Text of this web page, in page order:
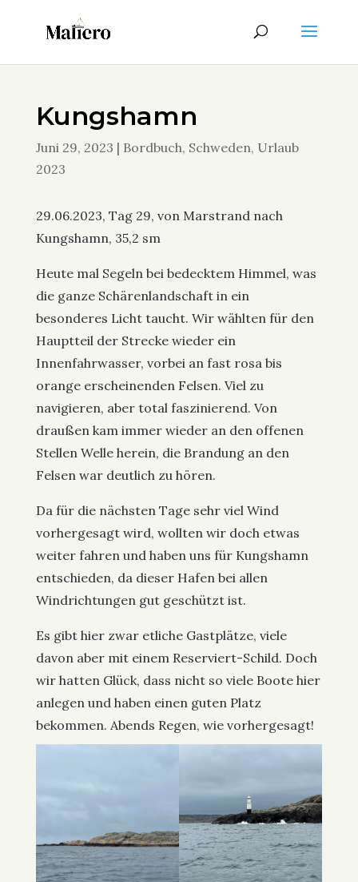
Kungshamn
Juni 29, 2023 | Bordbuch, Schweden, Urlaub
2023
29.06.2023, Tag 29, von Marstrand nach
Kungshamn, 35,2 sm
Heute mal Segeln bei bedecktem Himmel, was
die ganze Schärenlandschaft in ein
besonderes Licht taucht. Wir wählten für den
Hauptteil der Strecke wieder ein
Innenfahrwasser, vorbei an fast rosa bis
orange erscheinenden Felsen. Viel zu
navigieren, aber total faszinierend. Von
draußen kam immer wieder an den offenen
Stellen Welle herein, die Brandung an den
Felsen war deutlich zu hören.
Da für die nächsten Tage sehr viel Wind
vorhergesagt wird, wollten wir doch etwas
weiter fahren und haben uns für Kungshamn
entschieden, da dieser Hafen bei allen
Windrichtungen gut geschützt ist.
Es gibt hier zwar etliche Gastplätze, viele
davon aber mit einem Reserviert-Schild. Doch
wir hatten Glück, dass nicht so viele Boote hier
anlegen und haben einen guten Platz
bekommen. Abends Regen, wie vorhergesagt!